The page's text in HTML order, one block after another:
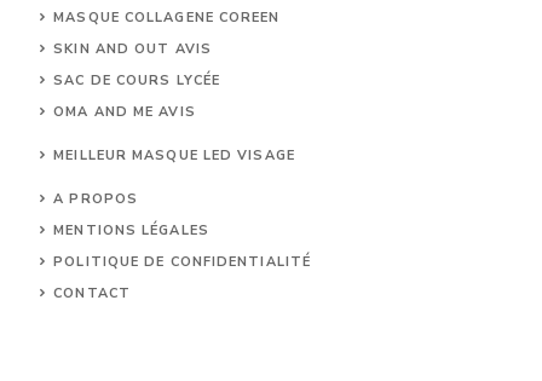
MASQUE COLLAGENE COREEN
SKIN AND OUT AVIS
SAC DE COURS LYCÉE
OMA AND ME AVIS
MEILLEUR MASQUE LED VISAGE
A PROPOS
MENTIONS LÉGALES
POLITIQUE DE CONFIDENTIALITÉ
CONTACT